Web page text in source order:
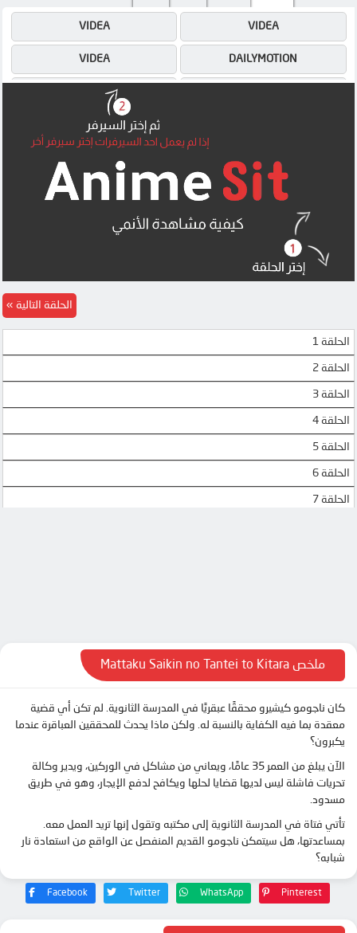
VIDEA
MP4UPLOAD
MP4UPLOAD
MP4UPLOAD
OK
VIDEA
DAILYMOTION
OK
VIDEA
الحلقة 1
الحلقة 2
الحلقة 3
الحلقة 4
الحلقة 5
الحلقة 6
الحلقة 7
الحلقة التالية
ملخص Mattaku Saikin no Tantei to Kitara
كان ناجومو كيشيرو محققًا عبقريًا في المدرسة الثانوية. لم تكن أي قضية
معقدة بما فيه الكفاية بالنسبة له. ولكن ماذا يحدث للمحققين العباقرة عندما
يكبرون؟
الآن يبلغ من العمر 35 عامًا، ويعاني من مشاكل في الوركين، ويدير وكالة
تحريات فاشلة ليس لديها قضايا لحلها ويكافح لدفع الإيجار، وهو في طريق
مسدود.
تأتي فتاة في المدرسة الثانوية إلى مكتبه وتقول إنها تريد العمل معه.
بمساعدتها، هل سيتمكن ناجومو القديم المنفصل عن الواقع من استعادة نار
شبابه؟
Facebook Twitter WhatsApp Pinterest